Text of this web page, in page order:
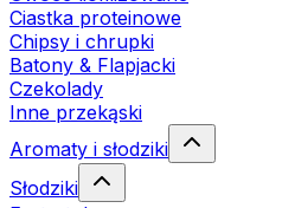
Ciastka proteinowe
Chipsy i chrupki
Batony & Flapjacki
Czekolady
Inne przekąski
Aromaty i słodziki
Słodziki